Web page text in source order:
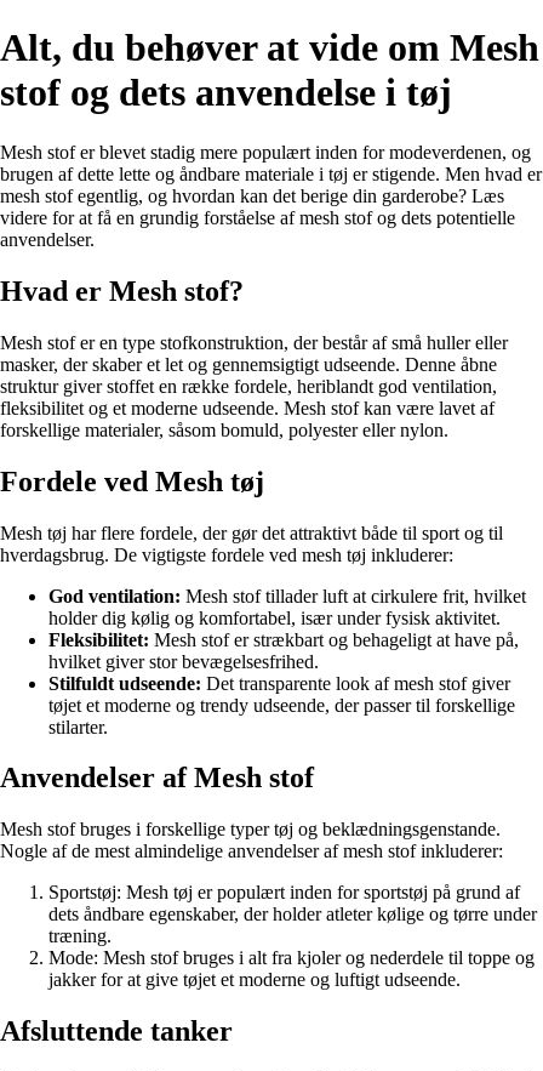
Alt, du behøver at vide om Mesh
stof og dets anvendelse i tøj
Mesh stof er blevet stadig mere populært inden for modeverdenen, og
brugen af dette lette og åndbare materiale i tøj er stigende. Men hvad er
mesh stof egentlig, og hvordan kan det berige din garderobe? Læs
videre for at få en grundig forståelse af mesh stof og dets potentielle
anvendelser.
Hvad er Mesh stof?
Mesh stof er en type stofkonstruktion, der består af små huller eller
masker, der skaber et let og gennemsigtigt udseende. Denne åbne
struktur giver stoffet en række fordele, heriblandt god ventilation,
fleksibilitet og et moderne udseende. Mesh stof kan være lavet af
forskellige materialer, såsom bomuld, polyester eller nylon.
Fordele ved Mesh tøj
Mesh tøj har flere fordele, der gør det attraktivt både til sport og til
hverdagsbrug. De vigtigste fordele ved mesh tøj inkluderer:
God ventilation: Mesh stof tillader luft at cirkulere frit, hvilket
holder dig kølig og komfortabel, især under fysisk aktivitet.
Fleksibilitet: Mesh stof er strækbart og behageligt at have på,
hvilket giver stor bevægelsesfrihed.
Stilfuldt udseende: Det transparente look af mesh stof giver
tøjet et moderne og trendy udseende, der passer til forskellige
stilarter.
Anvendelser af Mesh stof
Mesh stof bruges i forskellige typer tøj og beklædningsgenstande.
Nogle af de mest almindelige anvendelser af mesh stof inkluderer:
Sportstøj: Mesh tøj er populært inden for sportstøj på grund af
dets åndbare egenskaber, der holder atleter kølige og tørre under
træning.
Mode: Mesh stof bruges i alt fra kjoler og nederdele til toppe og
jakker for at give tøjet et moderne og luftigt udseende.
Afsluttende tanker